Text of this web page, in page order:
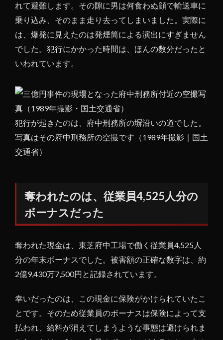
警
官」
う完
璧な
変装
リッ
ク
5
124
遺留
多す
ぎる
証拠
が、
って
捜査
わせ
延べ
17
れて避難します。その隙に男は何食わぬ顔で輸送車に
乗り込み、そのまま走り去ってしまいました。実際に
は、爆発に見えたのは発煙筒による演出にすぎません
でした。犯行にかかった時間は、ほんの数分だったと
いわれています。
犯行が起きたのは、府中刑務所の塀沿いの道でした。
写真はその府中刑務所の空撮です（1989年撮影｜国土
交通省）
奪われたのは、従業員4,525人分の
ボーナスだった
奪われた現金は、東芝府中工場で働く従業員4,525人
分の年末ボーナスでした。被害額の正確な数字は、約
2億9,430万7,500円と記録されています。
幸いだったのは、この現金に保険がかけられていたこ
とです。そのため従業員のボーナスは保険によって支
払われ、給料が消えてしまうような事態は避けられま